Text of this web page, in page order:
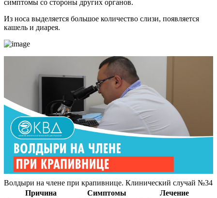
симптомы со стороны других органов.
Из носа выделяется большое количество слизи, появляется
кашель и диарея.
Волдыри на члене при крапивнице. Клинический случай №34
Причина
Симптомы
Лечение